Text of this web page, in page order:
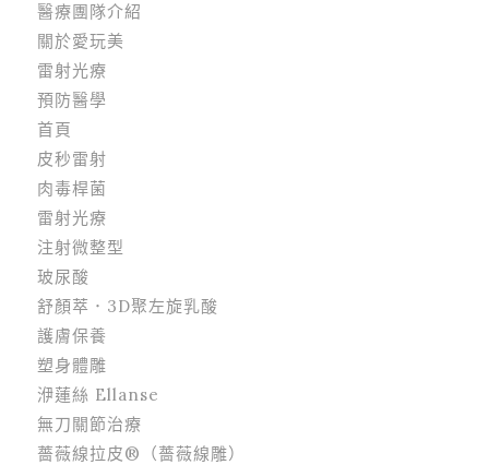
醫療團隊介紹
關於愛玩美
雷射光療
預防醫學
首頁
皮秒雷射
肉毒桿菌
雷射光療
注射微整型
玻尿酸
舒顏萃．3D聚左旋乳酸
護膚保養
塑身體雕
洢蓮絲 Ellanse
無刀關節治療
薔薇線拉皮®（薔薇線雕）